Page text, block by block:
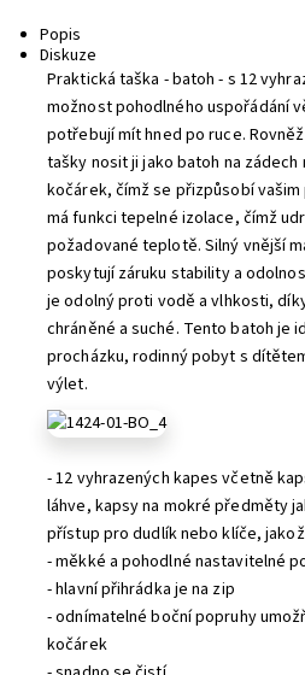
Popis
Diskuze
Praktická taška - batoh - s 12
možnost pohodlného uspořádání
potřebují mít hned po ruce.
tašky nosit ji jako batoh na
kočárek, čímž se přizpůsobí
má funkci tepelné izolace, čímž
požadované teplotě. Silný vnější
poskytují záruku stability a
je odolný proti vodě a vlhkosti,
chráněné a suché. Tento batoh je
procházku, rodinný pobyt s
výlet.
- 12 vyhrazených kapes včetně
láhve, kapsy na mokré předměty
přístup pro dudlík nebo klíče,
- měkké a pohodlné nastavitelné
- hlavní přihrádka je na zip
- odnímatelné boční popruhy
kočárek